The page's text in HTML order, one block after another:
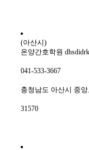
(아산시)
온양간호학원
041-533-3667
충청남도 아산시 중
31570